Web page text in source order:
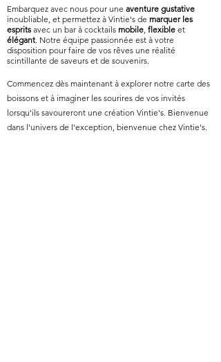
Embarquez avec nous pour une aventure gustative
inoubliable, et permettez à Vintie's de marquer les
esprits avec un bar à cocktails mobile, flexible et
élégant. Notre équipe passionnée est à votre
disposition pour faire de vos rêves une réalité
scintillante de saveurs et de souvenirs.
Commencez dès maintenant à explorer notre carte des
boissons et à imaginer les sourires de vos invités
lorsqu'ils savoureront une création Vintie's. Bienvenue
dans l'univers de l'exception, bienvenue chez Vintie's.